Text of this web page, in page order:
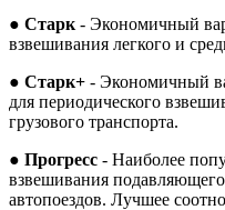
● Старк - Экономичный
взвешивания легкого и
● Старк+ - Экономичный
для периодического
грузового транспорта.
● Прогресс - Наиболее
взвешивания
автопоездов. Лучшее